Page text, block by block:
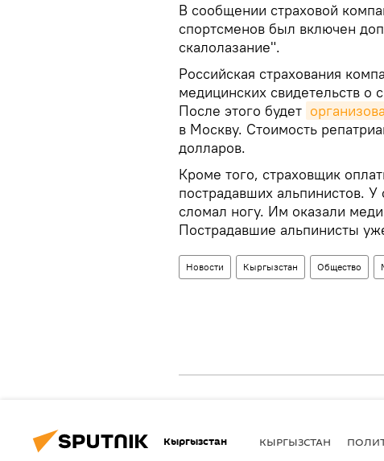
В сообщении страховой
спортсменов был включен
скалолазание".
Российская страхования
медицинских свидетельств
После этого будет
в Москву. Стоимость
долларов.
Кроме того, страховщик
пострадавших альпинистов.
сломал ногу. Им оказали
Пострадавшие альпинисты
Новости Кыргызстан Общество
Кыргызстан КЫРГЫЗСТАН